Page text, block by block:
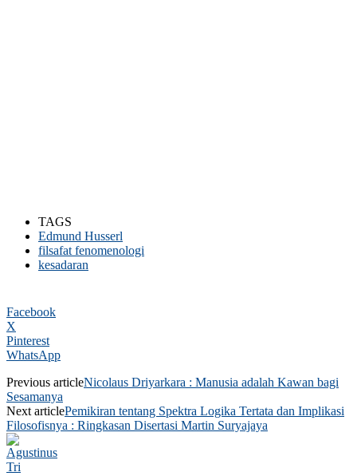
TAGS
Edmund Husserl
filsafat fenomenologi
kesadaran
Facebook
X
Pinterest
WhatsApp
Previous articleNicolaus Driyarkara : Manusia adalah Kawan bagi
Sesamanya
Next articlePemikiran tentang Spektra Logika Tertata dan Implikasi
Filosofisnya : Ringkasan Disertasi Martin Suryajaya